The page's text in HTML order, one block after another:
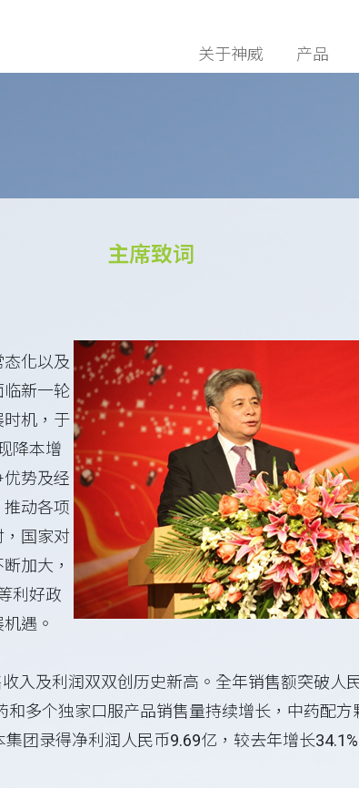
关于神威 产品
主席致词
化以及
新一轮
机，于
降本增
势及经
动各项
国家对
加大，
利好政
遇。
入及利润双双创历史新高。全年销售额突破人
和多个独家口服产品销售量持续增长，中药配
集团录得净利润人民币9.69亿，较去年增长34.1%